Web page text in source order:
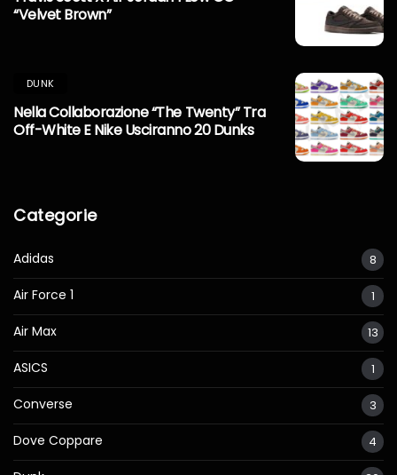
“Velvet Brown”
DUNK
Nella Collaborazione “The Twenty” Tra
Off-White E Nike Usciranno 20 Dunks
Categorie
Adidas 8
Air Force 1 1
Air Max 13
ASICS 1
Converse 3
Dove Coppare 4